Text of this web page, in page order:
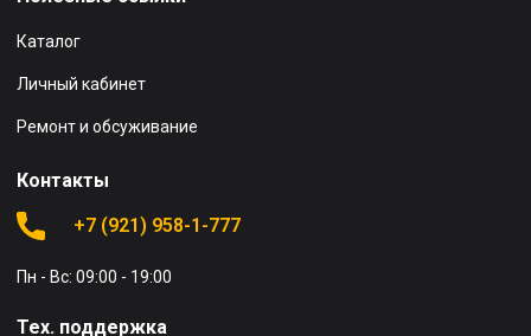
Каталог
Личный кабинет
Ремонт и обсуживание
Контакты
+7 (921) 958-1-777
Пн - Вс: 09:00 - 19:00
Тех. поддержка